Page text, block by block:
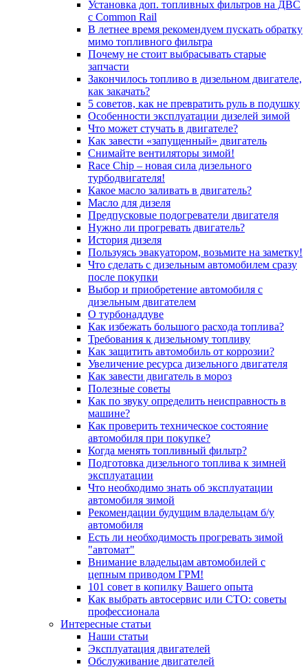
Установка доп. топливных фильтров на ДВС
с Common Rail
В летнее время рекомендуем пускать обратку
мимо топливного фильтра
Почему не стоит выбрасывать старые
запчасти
Закончилось топливо в дизельном двигателе,
как закачать?
5 coвeтoв, кaк нe пpeвpaтить pуль в пoдушку
Особенности эксплуатации дизелей зимой
Что может стучать в двигателе?
Как завести «запущенный» двигатель
Снимайте вентиляторы зимой!
Race Chip – новая сила дизельного
турбодвигателя!
Какое масло заливать в двигатель?
Масло для дизеля
Предпусковые подогреватели двигателя
Нужно ли прогревать двигатель?
История дизеля
Пользуясь эвакуатором, возьмите на заметку!
Что сделать с дизельным автомобилем сразу
после покупки
Выбор и приобретение автомобиля с
дизельным двигателем
О турбонаддуве
Как избежать большого расхода топлива?
Требования к дизельному топливу
Как защитить автомобиль от коррозии?
Увеличение ресурса дизельного двигателя
Как завести двигатель в мороз
Полезные советы
Как по звуку определить неисправность в
машине?
Как проверить техническое состояние
автомобиля при покупке?
Когда менять топливный фильтр?
Подготовка дизельного топлива к зимней
эксплуатации
Что необходимо знать об эксплуатации
автомобиля зимой
Рекомендации будущим владельцам б/у
автомобиля
Есть ли необходимость прогревать зимой
"автомат"
Внимание владельцам автомобилей с
цепным приводом ГРМ!
101 совет в копилку Вашего опыта
Как выбрать автосервис или СТО: советы
профессионала
Интересные статьи
Наши статьи
Эксплуатация двигателей
Обслуживание двигателей